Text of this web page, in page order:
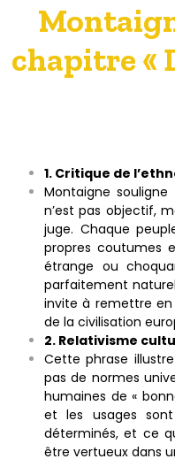
chapitre «
1. Critique de
Montaigne
n’est pas objectif,
juge. Chaque
propres coutumes
étrange ou
parfaitement
invite à remettre
de la civilisation
2. Relativisme
Cette phrase
pas de normes
humaines de «
et les usages
déterminés, et ce
être vertueux dans